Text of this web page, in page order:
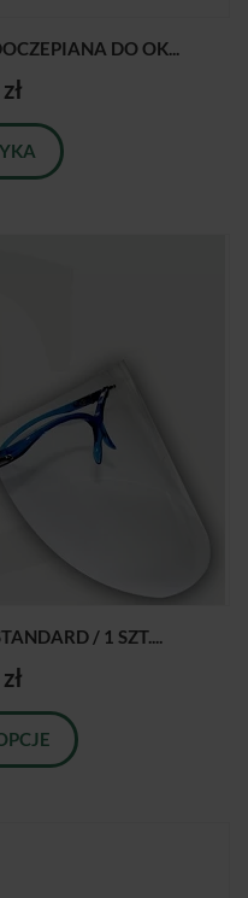
DO OK...
/ 1 SZT....